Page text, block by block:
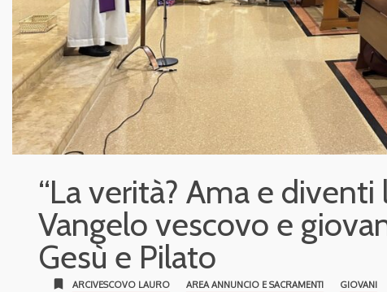
“La verità? Ama e diventi
Vangelo vescovo e
Gesù e Pilato
bookmark ARCIVESCOVO LAURO AREA ANNUNCIO E SACRAMENTI GIOVANI